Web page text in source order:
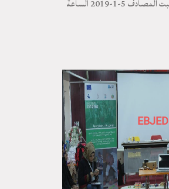
اقامت مؤسسة ابجد الثقافية يوم السبت المصادف 5-1-2019 الساعة
EBJED